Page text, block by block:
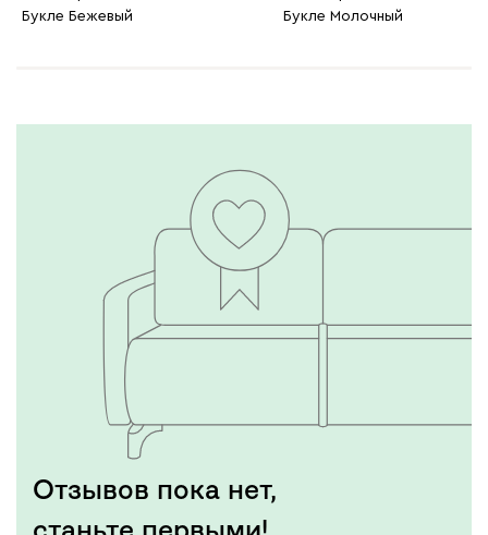
Букле Бежевый
Букле Молочный
Отзывов пока нет,
станьте первыми!